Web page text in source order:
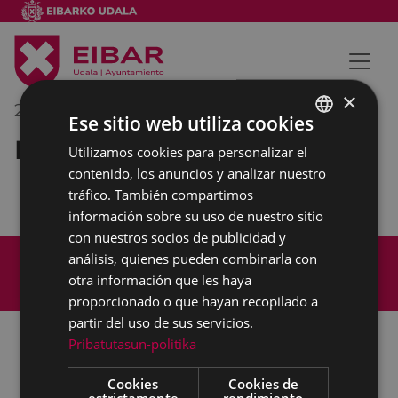
20/03/2019
Reunión interna municipal
Aviso legal
Política de cookies
Accesibilidad
BASQUE
SPANISH
×
Ese sitio web utiliza cookies
Utilizamos cookies para personalizar el
contenido, los anuncios y analizar nuestro
tráfico. También compartimos
información sobre su uso de nuestro sitio
con nuestros socios de publicidad y
análisis, quienes pueden combinarla con
otra información que les haya
proporcionado o que hayan recopilado a
partir del uso de sus servicios.
Pribatutasun-politika
Cookies
Cookies de